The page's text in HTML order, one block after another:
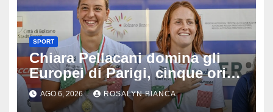
SPORT
Chiara Pellacani domina gli
Europei di Parigi, cinque ori in
cinque gare: ‘Nel sincro siamo
da medaglia olimpica’
AGO 6, 2026 ROSALYN BIANCA